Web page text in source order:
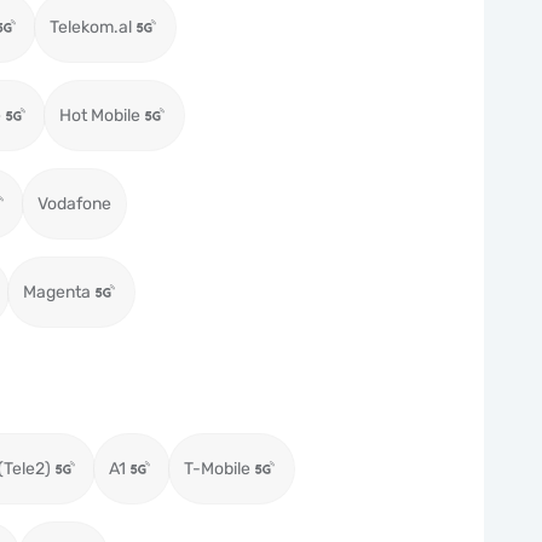
Telekom.al
Hot Mobile
Vodafone
Magenta
A1 T-Mobile